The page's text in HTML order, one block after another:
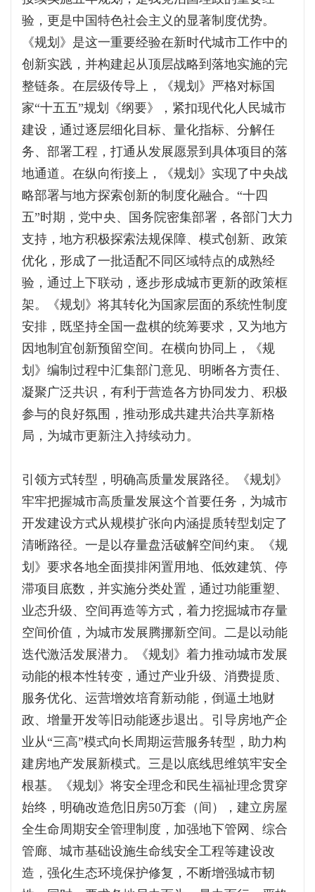
验，更是中国特色社会主义的显著制度优势。
《规划》是这一重要经验在新时代城市工作中的
创新实践，并构建起从顶层战略到落地实施的完
整链条。在层级传导上，《规划》严格对标国
家“十五五”规划《纲要》，紧扣现代化人民城市
建设，通过逐层细化目标、量化指标、分解任
务、部署工程，打通从发展愿景到具体项目的落
地通道。在纵向衔接上，《规划》实现了中央战
略部署与地方探索创新的制度化融合。“十四
五”时期，党中央、国务院密集部署，各部门大力
支持，地方积极探索法规保障、模式创新、政策
优化，形成了一批适配不同区域特点的成熟经
验，通过上下联动，逐步形成城市更新的政策框
架。《规划》将其转化为国家层面的系统性制度
安排，既坚持全国一盘棋的统筹要求，又为地方
因地制宜创新预留空间。在横向协同上，《规
划》编制过程中汇集部门意见、明晰各方责任、
凝聚广泛共识，有利于营造各方协同发力、积极
参与的良好氛围，推动形成共建共治共享新格
局，为城市更新注入持续动力。
引领方式转型，明确高质量发展路径。《规划》
牢牢把握城市高质量发展这个首要任务，为城市
开发建设方式从规模扩张向内涵提质转型划定了
清晰路径。一是以存量盘活破解空间约束。《规
划》要求各地全面摸排闲置用地、低效建筑、停
滞项目底数，并实施分类处置，通过功能重塑、
业态升级、空间再造等方式，着力挖掘城市存量
空间价值，为城市发展腾挪新空间。二是以动能
迭代激活发展潜力。《规划》着力推动城市发展
动能的根本性转变，通过产业升级、消费提质、
服务优化、运营增效培育新动能，倒逼土地财
政、增量开发等旧动能逐步退出。引导房地产企
业从“三高”模式向长周期运营服务转型，助力构
建房地产发展新模式。三是以底线思维筑牢安全
根基。《规划》将安全理念和民生福祉理念贯穿
始终，明确改造危旧房50万套（间），建立房屋
全生命周期安全管理制度，加强地下管网、综合
管廊、城市基础设施生命线安全工程等建设改
造，强化生态环境保护修复，不断增强城市韧